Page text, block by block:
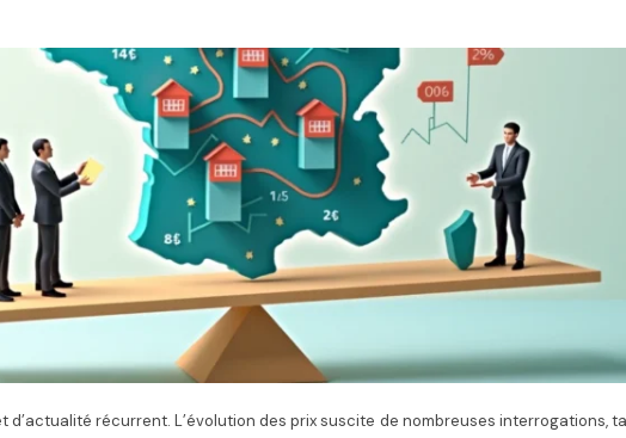
d’actualité récurrent. L’évolution des prix suscite de nombreuses interrogations,